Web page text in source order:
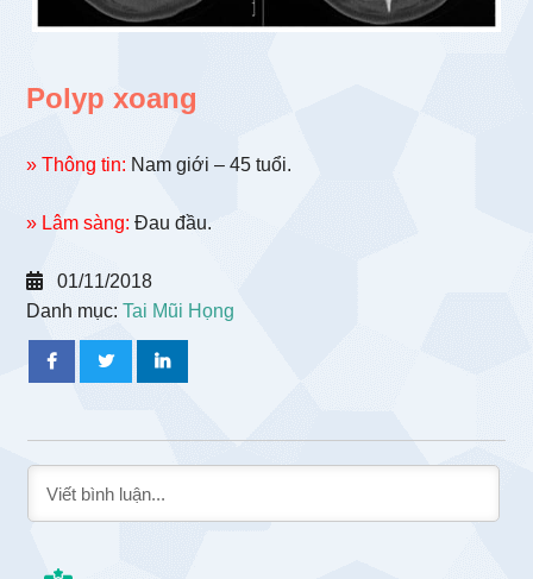
Polyp xoang
» Thông tin: Nam giới – 45 tuổi.
» Lâm sàng: Đau đầu.
01/11/2018
Danh mục:Tai Mũi Họng